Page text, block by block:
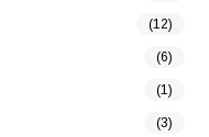
(12)
(6)
(1)
(3)